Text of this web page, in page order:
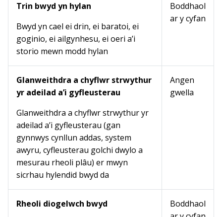
Trin bwyd yn hylan
Bwyd yn cael ei drin, ei baratoi, ei
goginio, ei ailgynhesu, ei oeri a’i
storio mewn modd hylan
Boddhaol
ar y cyfan
Glanweithdra a chyflwr strwythur
yr adeilad a’i gyfleusterau
Glanweithdra a chyflwr strwythur yr
adeilad a’i gyfleusterau (gan
gynnwys cynllun addas, system
awyru, cyfleusterau golchi dwylo a
mesurau rheoli plâu) er mwyn
sicrhau hylendid bwyd da
Angen
gwella
Rheoli diogelwch bwyd
Boddhaol